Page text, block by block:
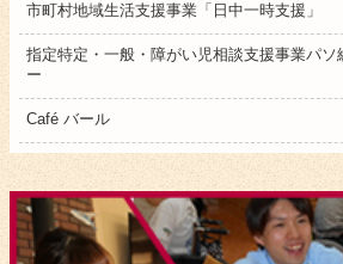
市町村地域生活支援事業「日中一時支援」
指定特定・一般・障がい児相談支援事業パソ
ー
Café バール